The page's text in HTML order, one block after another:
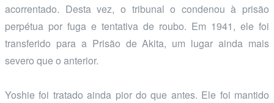
acorrentado. Desta vez, o tribunal o condenou à prisão
perpétua por fuga e tentativa de roubo. Em 1941, ele foi
transferido para a Prisão de Akita, um lugar ainda mais
severo que o anterior.
Yoshie foi tratado ainda pior do que antes. Ele foi mantido